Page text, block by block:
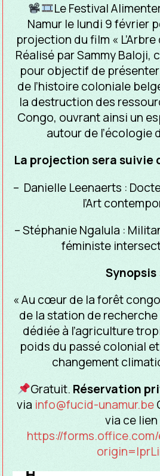
Le Festival
Namur le lundi 9 février
projection du film «
Réalisé par Sammy Baloji,
pour objectif de
de l’histoire coloniale
la destruction des
Congo, ouvrant ainsi un
autour de l’écologie
La projection sera suivie
– Danielle Leenaerts :
l’Art
– Stéphanie Ngalula :
féministe
Synopsis
« Au cœur de la forêt
de la station de recherche
dédiée à l’agriculture
poids du passé colonial
changement
Gratuit. Réservation
via info@fucid-unamur.be
via ce lien
https://forms.office.com/